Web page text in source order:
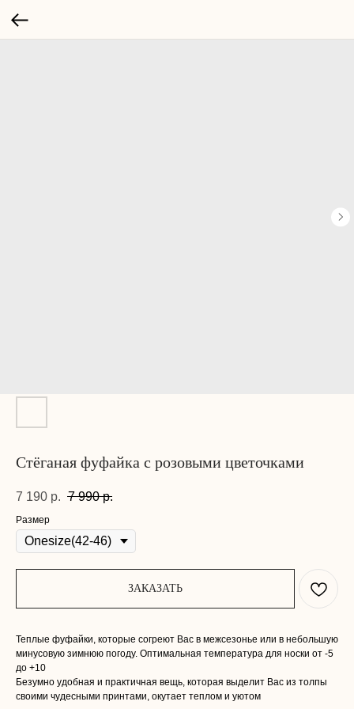
Стёганая фуфайка с розовыми цветочками
7 190 р. 7 990 р.
Размер
ЗАКАЗАТЬ
Теплые фуфайки, которые согреют Вас в межсезонье или в небольшую
минусовую зимнюю погоду. Оптимальная температура для носки от -5
до +10
Безумно удобная и практичная вещь, которая выделит Вас из толпы
своими чудесными принтами, окутает теплом и уютом